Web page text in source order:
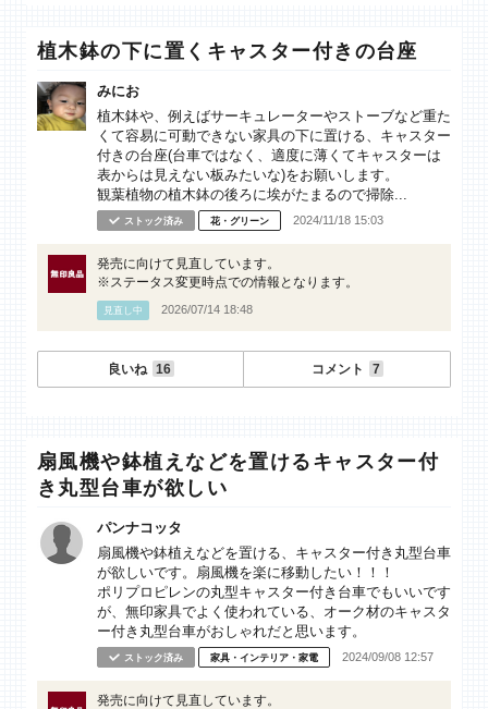
植木鉢の下に置くキャスター付きの台座
みにお
植木鉢や、例えばサーキュレーターやストーブなど重た
くて容易に可動できない家具の下に置ける、キャスター
付きの台座(台車ではなく、適度に薄くてキャスターは
表からは見えない板みたいな)をお願いします。
観葉植物の植木鉢の後ろに埃がたまるので掃除...
ストック済み 花・グリーン 2024/11/18 15:03
発売に向けて見直しています。
※ステータス変更時点での情報となります。
見直し中 2026/07/14 18:48
良いね 16 コメント 7
扇風機や鉢植えなどを置けるキャスター付
き丸型台車が欲しい
パンナコッタ
扇風機や鉢植えなどを置ける、キャスター付き丸型台車
が欲しいです。扇風機を楽に移動したい！！！
ポリプロピレンの丸型キャスター付き台車でもいいです
が、無印家具でよく使われている、オーク材のキャスタ
ー付き丸型台車がおしゃれだと思います。
ストック済み 家具・インテリア・家電 2024/09/08 12:57
発売に向けて見直しています。